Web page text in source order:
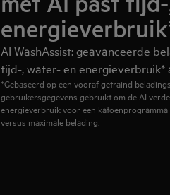
AI WashAssist: geavanceerde
tijd-, water- en energieverbruik*
*Gebaseerd op een vooraf getraind
gebruikersgegevens gebruikt om de AI
energieverbruik voor een
versus maximale belading.